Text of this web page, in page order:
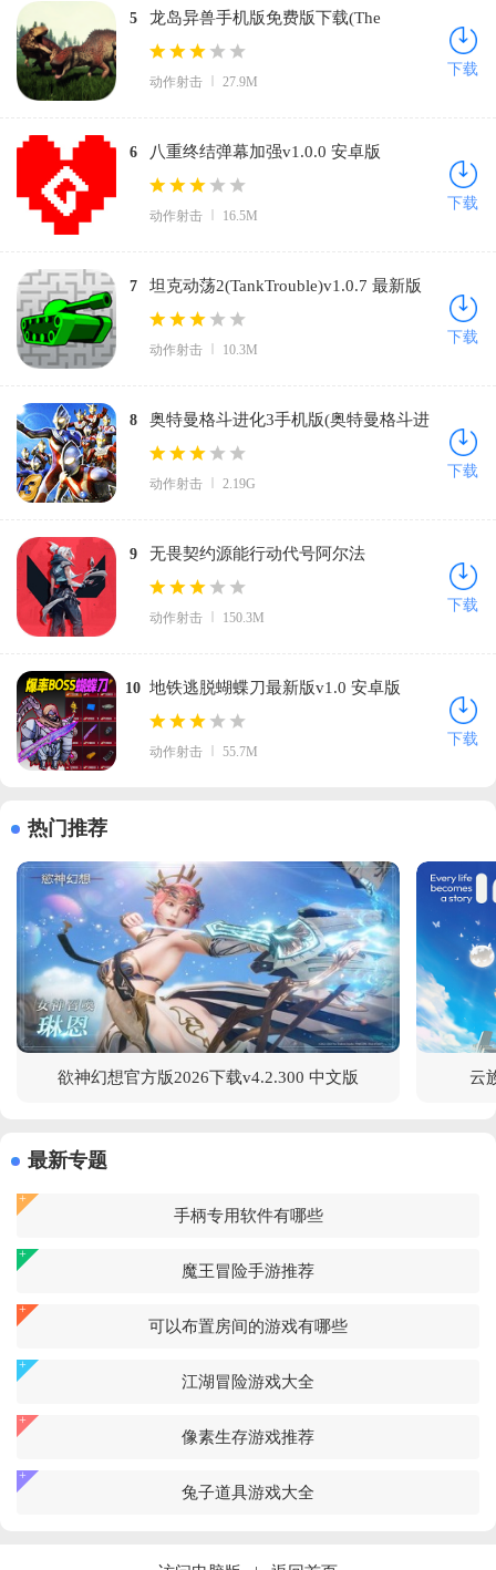
5
龙岛异兽手机版免费版下载(The
Isle)v1.0 最新版
动作射击 27.9M
下载
6 八重终结弹幕加强v1.0.0 安卓版
动作射击 16.5M
下载
7 坦克动荡2(TankTrouble)v1.0.7 最新版
动作射击 10.3M
下载
8
奥特曼格斗进化3手机版(奥特曼格斗进
化3启动器)v1334 最新版
动作射击 2.19G
下载
9
无畏契约源能行动代号阿尔法
(Valorant)v1.0.3 安卓版
动作射击 150.3M
下载
10 地铁逃脱蝴蝶刀最新版v1.0 安卓版
动作射击 55.7M
下载
热门推荐
欲神幻想官方版2026下载v4.2.300 中文版 云
最新专题
手柄专用软件有哪些
魔王冒险手游推荐
可以布置房间的游戏有哪些
江湖冒险游戏大全
像素生存游戏推荐
兔子道具游戏大全